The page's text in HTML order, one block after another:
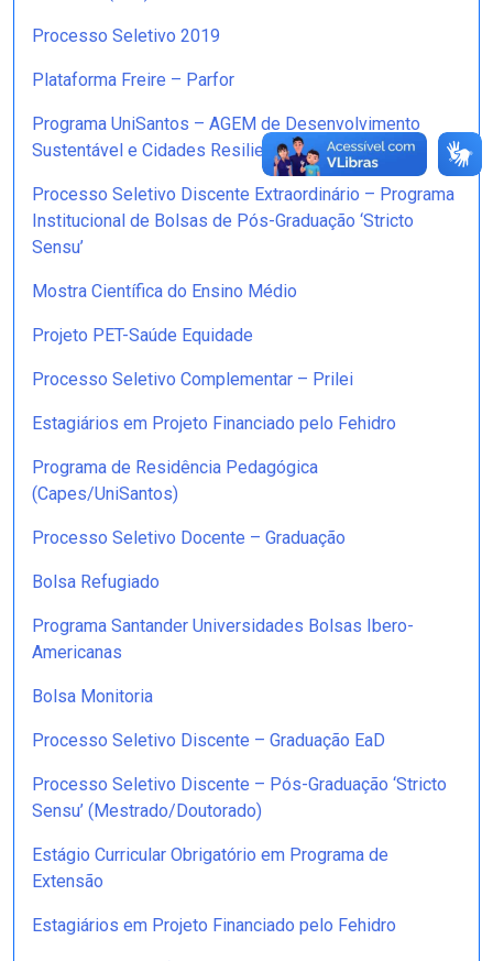
Processo Seletivo 2019
Plataforma Freire – Parfor
Programa UniSantos – AGEM de Desenvolvimento
Sustentável e Cidades Resilientes
Processo Seletivo Discente Extraordinário – Programa
Institucional de Bolsas de Pós-Graduação ‘Stricto
Sensu’
Mostra Científica do Ensino Médio
Projeto PET-Saúde Equidade
Processo Seletivo Complementar – Prilei
Estagiários em Projeto Financiado pelo Fehidro
Programa de Residência Pedagógica
(Capes/UniSantos)
Processo Seletivo Docente – Graduação
Bolsa Refugiado
Programa Santander Universidades Bolsas Ibero-
Americanas
Bolsa Monitoria
Processo Seletivo Discente – Graduação EaD
Processo Seletivo Discente – Pós-Graduação ‘Stricto
Sensu’ (Mestrado/Doutorado)
Estágio Curricular Obrigatório em Programa de
Extensão
Estagiários em Projeto Financiado pelo Fehidro